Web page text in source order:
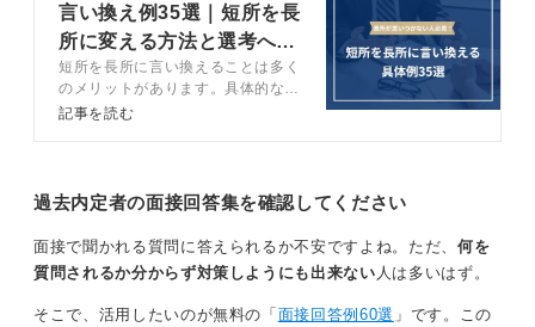
単に、「注意力が足りない」という短所だけを伝えるの
ではなく、短所とともに現在は改善するべく試みている
ことを合わせて伝えることましょう。
そうすることで、自己理解していることと合わせて、成
面接で伝える言い換え表現の具体的な例文としては、
スをしたり、複数のタスクを同時にこなそうとすると手
順を間違えたりしてしまうことがあります。
現在、改善するべく、慎重さを意識して行動するように
言い換え例35選｜短所を長
所に変える方法と選考への
役立て方を解説
短所を長所に言い換えることは多く
のメリットがあります。具体的なメ
リットや言い換える方法などをキャ
参考にしましょう。
記事を読む
過去内定者の面接回答集を確認してください
面接で聞かれる質問に答えられるか不安ですよね。ただ、 何を
質問されるか分からず対策しようにも出来ない 人は多いはず。
そこで、活用したいのが無料の「 面接回答例60選 」です。この